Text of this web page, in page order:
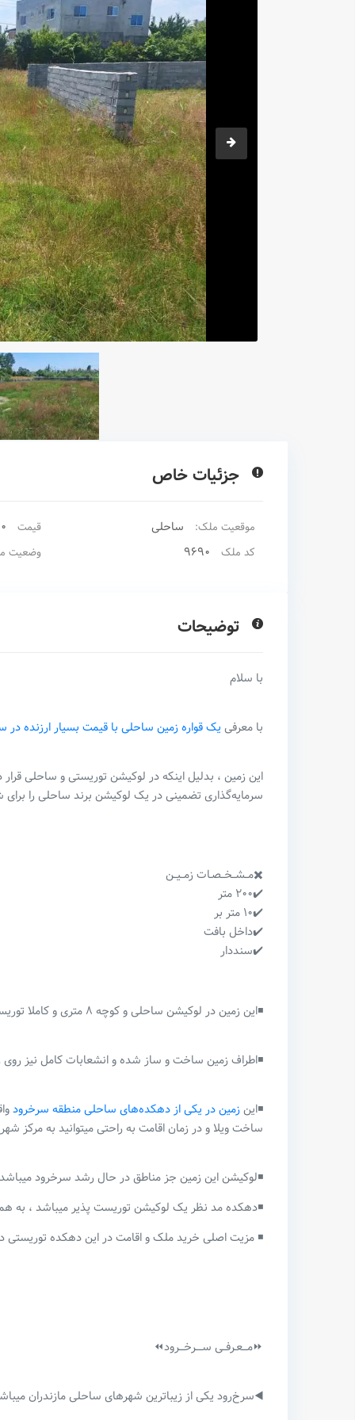
جزئیات خاص
موقعیت ملک: ساحلی قیمت
کد ملک 9690 وضعیت
توضیحات
با سلام
با معرفی یک قواره زمین ساحلی با قیمت بسیار ارزنده در
این زمین ، بدلیل اینکه در لوکیشن توریستی و ساحلی
سرمایه‌گذاری تضمینی در یک لوکیشن برند ساحلی را برای
✖️مــشــخــصـات زمــیــن
✔️۲۰۰ متر
✔️۱۰ متر بر
✔️داخل بافت
✔️سنددار
◾️این زمین در لوکیشن ساحلی و کوچه ۸ متری و کاملا توریست نشین در منطقه سرخرود واقع شده است.
◾️اطراف زمین ساخت و ساز شده و انشعابات کامل نیز
◾️اینزمین در یکی از دهکده‌های ساحلی منطقه سرخرود
ساخت ویلا و در زمان اقامت به راحتی میتوانید به
◾️لوکیشن این زمین جز مناطق در حال رشد سرخرود
◾️دهکده مد نظر یک لوکیشن توریست پذیر میباشد ، به
◾️ مزیت اصلی خرید ملک و اقامت در این دهکده
⏩مـــعـرفــی ســــرخـــرود⏪
◀️سرخ‌رود یکی از زیباترین شهرهای ساحلی مازندران